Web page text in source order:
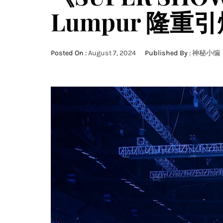
Lumpur 隆重
Posted On :August 7, 2024 Published By :神秘小编